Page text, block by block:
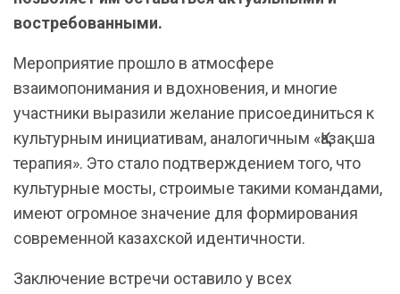
востребованными.
Мероприятие прошло в атмосфере
взаимопонимания и вдохновения, и многие
участники выразили желание присоединиться к
культурным инициативам, аналогичным «Қазақша
терапия». Это стало подтверждением того, что
культурные мосты, строимые такими командами,
имеют огромное значение для формирования
современной казахской идентичности.
Заключение встречи оставило у всех